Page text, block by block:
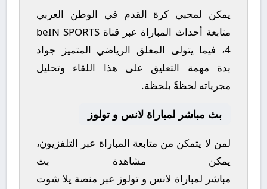
يمكن لمحبي كرة القدم في الوطن العربي
متابعة أحداث المباراة عبر قناة beIN SPORTS
4، فيما يتولى المعلق الرياضي المتميز جواد
بدة مهمة التعليق على هذا اللقاء وتحليل
مجرياته لحظةً بلحظة.
بث مباشر لمباراة لانس و تولوز
لمن لا يتمكن من متابعة المباراة عبر التلفزيون،
يمكن مشاهدة بث
مباشر لمباراة لانس و تولوز عبر منصة يلا شوت